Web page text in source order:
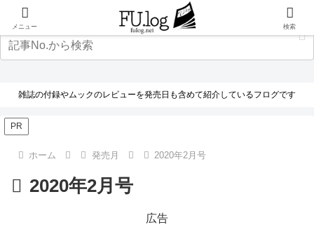
雑誌の付録やムックのレビューを発売日も含めて紹介しているフログです
PR
ホーム 発売月 2020年2月号
2020年2月号
広告
メニュー 検索